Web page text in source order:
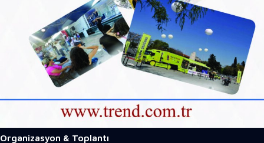
Organizasyon & Toplantı